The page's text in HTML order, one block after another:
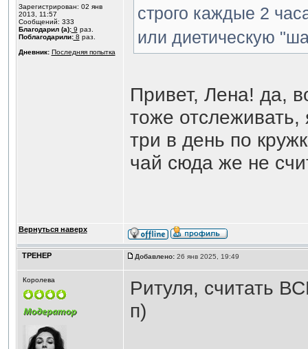
Зарегистрирован: 02 янв
2013, 11:57
Сообщений: 333
Благодарил (а):9 раз.
Поблагодарили:8 раз.
Дневник: Последняя попытка
строго каждые 2
или диетическую
Привет, Лена! да,
тоже
три в день по
чай сюда же не
Вернуться наверх
ТРЕНЕР Добавлено:26 янв 2025, 19:49
Королева
Ритуля, считать
п)